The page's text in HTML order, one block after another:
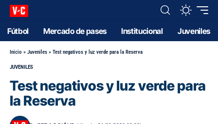
Fútbol Mercado de pases Institucional Juveniles
Inicio » Juveniles » Test negativos y luz verde para la Reserva
JUVENILES
Test negativos y luz verde para
la Reserva